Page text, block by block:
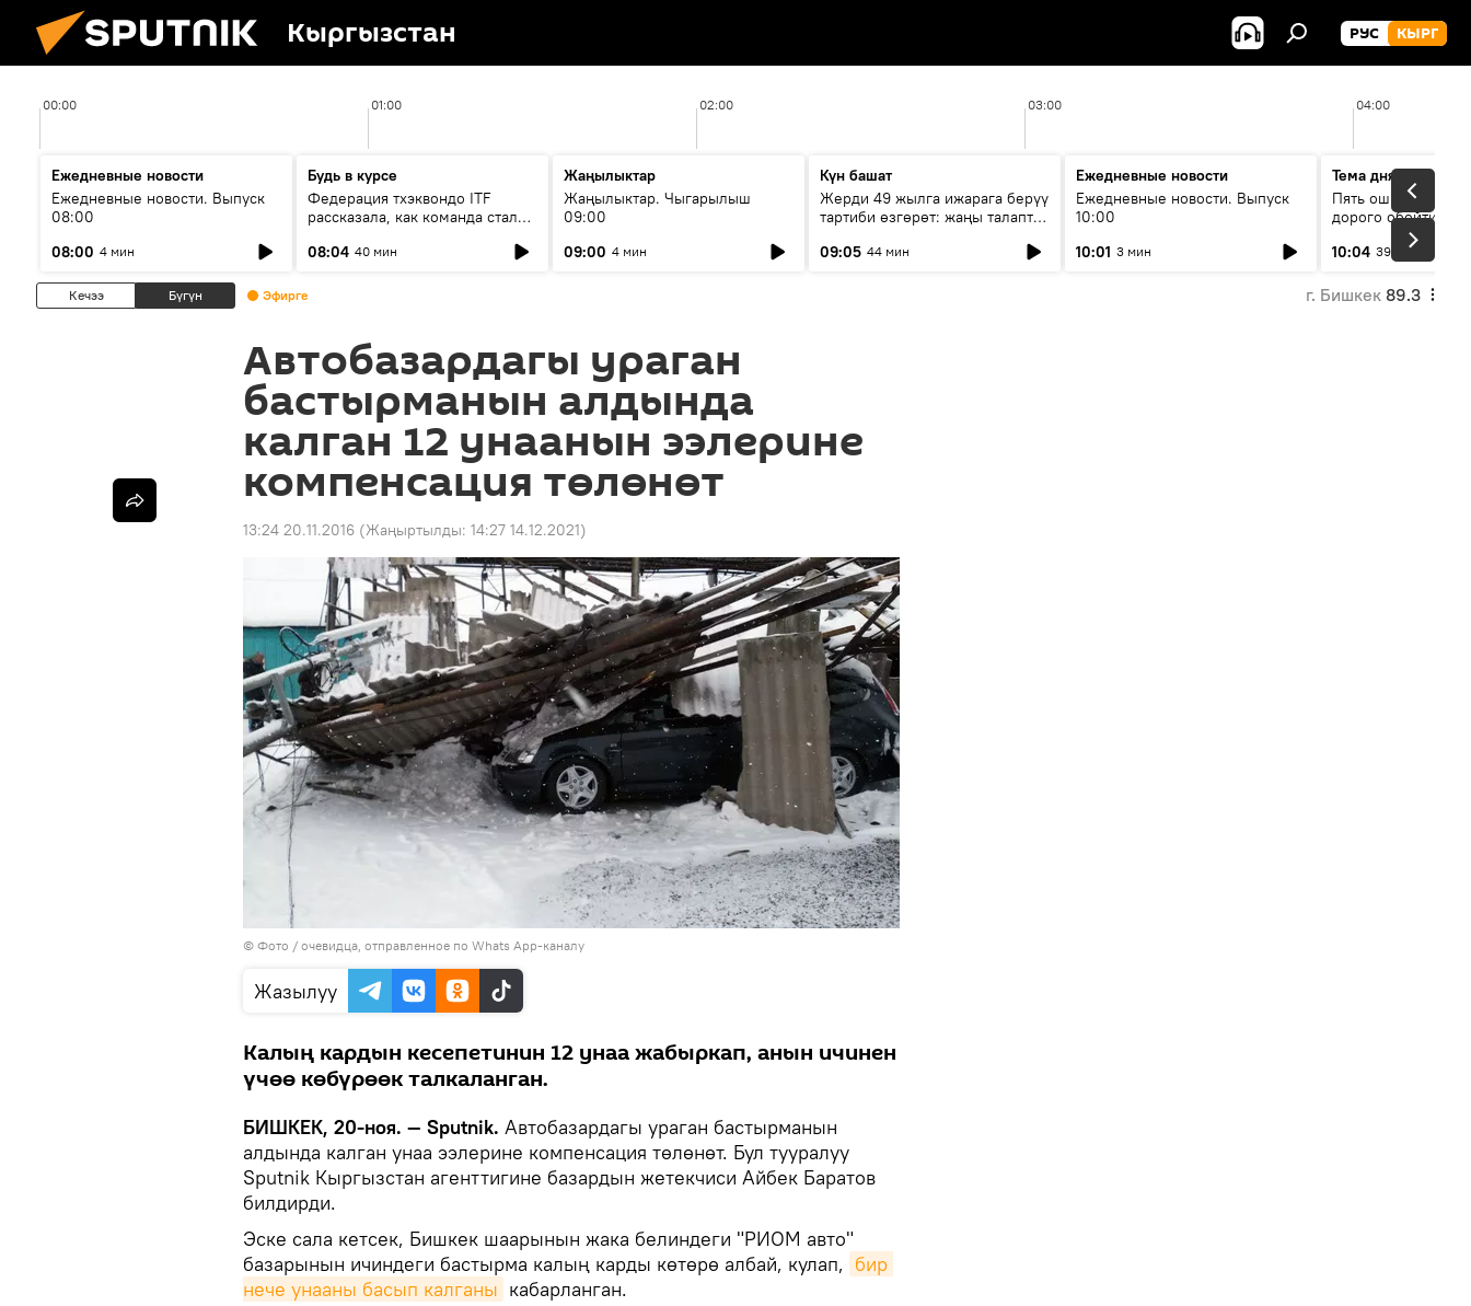
Кыргызстан РУС КЫРГ
00:00 01:00 02:00 03:00 04:00
Ежедневные новости
Ежедневные новости. Выпуск
08:00
08:00 4 мин
Будь в курсе
Федерация тхэквондо ITF
рассказала, как команда стала
08:04 40 мин
Жаңылыктар
Жаңылыктар. Чыгарылыш
09:00
09:00 4 мин
Күн башат
Жерди 49 жылга ижарага берүү
тартиби өзгөрөт: жаңы талаптар
09:05 44 мин
Ежедневные новости
Ежедневные новости. Выпуск
10:00
10:01 3 мин
Тема дня
Пять ошибок
дорого обойтись
10:04 39 мин
Кечээ Бүгүн Эфирге г. Бишкек 89.3
Автобазардагы ураган
бастырманын алдында
калган 12 унаанын ээлерине
компенсация төлөнөт
13:24 20.11.2016 (Жаңыртылды: 14:27 14.12.2021)
© Фото / очевидца, отправленное по Whats App-каналу
Жазылуу
Калың кардын кесепетинин 12 унаа жабыркап, анын ичинен
үчөө көбүрөөк талкаланган.
БИШКЕК, 20-ноя. — Sputnik. Автобазардагы ураган бастырманын
алдында калган унаа ээлерине компенсация төлөнөт. Бул тууралуу
Sputnik Кыргызстан агенттигине базардын жетекчиси Айбек Баратов
билдирди.
Эске сала кетсек, Бишкек шаарынын жака белиндеги "РИОМ авто"
базарынын ичиндеги бастырма калың карды көтөрө албай, кулап, бир
нече унааны басып калганы кабарланган.